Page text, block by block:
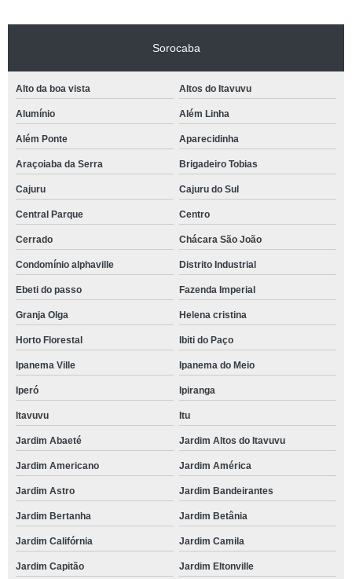
Sorocaba
Alto da boa vista Altos do Itavuvu
Alumínio Além Linha
Além Ponte Aparecidinha
Araçoiaba da Serra Brigadeiro Tobias
Cajuru Cajuru do Sul
Central Parque Centro
Cerrado Chácara São João
Condomínio alphaville Distrito Industrial
Ebeti do passo Fazenda Imperial
Granja Olga Helena cristina
Horto Florestal Ibiti do Paço
Ipanema Ville Ipanema do Meio
Iperó Ipiranga
Itavuvu Itu
Jardim Abaeté Jardim Altos do Itavuvu
Jardim Americano Jardim América
Jardim Astro Jardim Bandeirantes
Jardim Bertanha Jardim Betânia
Jardim Califórnia Jardim Camila
Jardim Capitão Jardim Eltonville